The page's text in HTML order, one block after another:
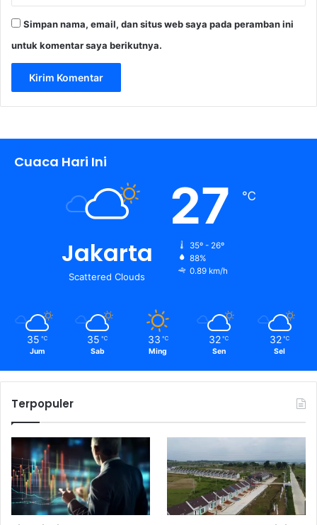
Simpan nama, email, dan situs web saya pada peramban ini
untuk komentar saya berikutnya.
Cuaca Hari Ini
Jakarta
Scattered Clouds
27 ℃
35º - 26º
88%
0.89 km/h
35 ℃
Jum
35 ℃
Sab
33 ℃
Ming
32 ℃
Sen
32 ℃
Sel
Terpopuler